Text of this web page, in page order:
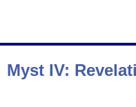
Myst IV: